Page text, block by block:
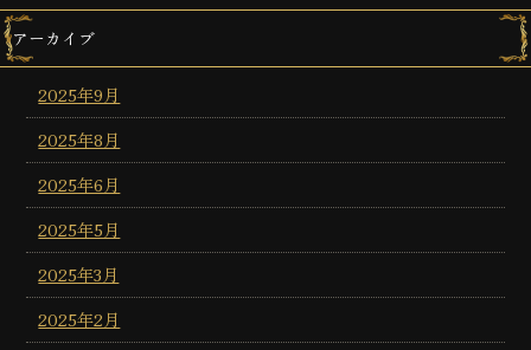
アーカイブ
2025年9月
2025年8月
2025年6月
2025年5月
2025年3月
2025年2月